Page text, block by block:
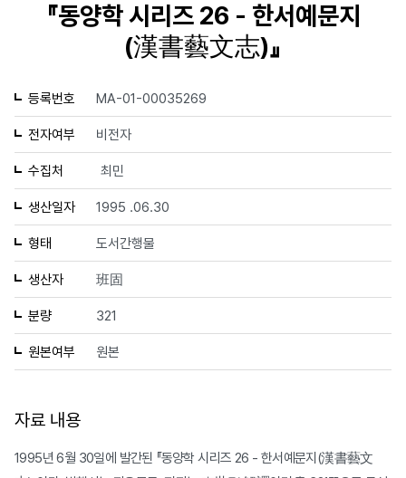
『동양학 시리즈 26 - 한서예문지
(漢書藝文志)』
등록번호 MA-01-00035269
전자여부 비전자
수집처 최민
생산일자 1995 .06.30
형태 도서간행물
생산자 班固
분량 321
원본여부 원본
자료 내용
1995년 6월 30일에 발간된 『동양학 시리즈 26 - 한서예문지(漢書藝文